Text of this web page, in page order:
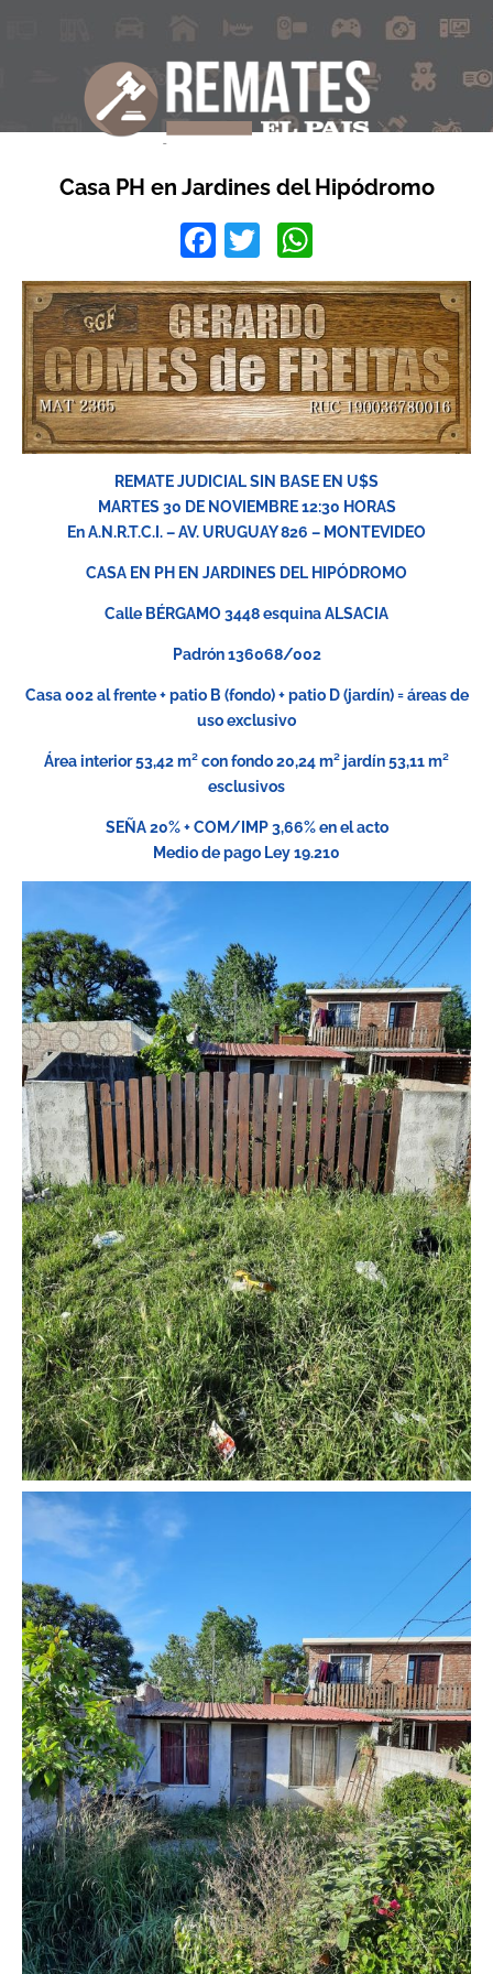
Casa PH en Jardines del Hipódromo
Facebook
Twitter
REMATE JUDICIAL SIN BASE EN U$S
MARTES 30 DE NOVIEMBRE 12:30 HORAS
En A.N.R.T.C.I. – AV. URUGUAY 826 – MONTEVIDEO
CASA EN PH EN JARDINES DEL HIPÓDROMO
Calle BÉRGAMO 3448 esquina ALSACIA
Padrón 136068/002
Casa 002 al frente + patio B (fondo) + patio D (jardín) = áreas de
uso exclusivo
Área interior 53,42 m² con fondo 20,24 m² jardín 53,11 m²
esclusivos
SEÑA 20% + COM/IMP 3,66% en el acto
Medio de pago Ley 19.210